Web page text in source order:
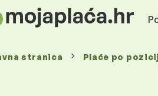
stranica Plaće po